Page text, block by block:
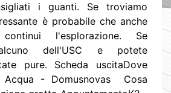
i guanti. Se troviamo
è probabile che anche
l'esplorazione. Se
dell'USC e potete
pure. Scheda uscitaDove
Acqua - Domusnovas Cosa